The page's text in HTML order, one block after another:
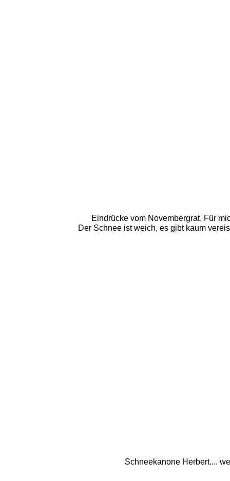
Eindrücke vom Novembergrat. Für
Der Schnee ist weich, es gibt kaum
Schneekanone Herbert....